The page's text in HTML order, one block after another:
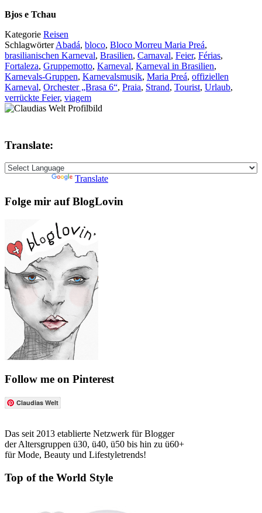
Bjos e Tchau
Kategorie Reisen
SchlagwörterAbadá, bloco, Bloco Morreu Maria Preá,
brasilianischen Karneval, Brasilien, Carnaval, Feier, Férias,
Fortaleza, Gruppemotto, Karneval, Karneval in Brasilien,
Karnevals-Gruppen, Karnevalsmusik, Maria Preá, offiziellen
Karneval, Orchester „Brasa 6“, Praia, Strand, Tourist, Urlaub,
verrückte Feier, viagem
Translate:
Translate
Folge mir auf BlogLovin
Follow me on Pinterest
Claudias Welt
Das seit 2013 etablierte Netzwerk für Blogger
der Altersgruppen ü30, ü40, ü50 bis hin zu ü60+
für Mode, Beauty und Lifestyletrends!
Top of the World Style